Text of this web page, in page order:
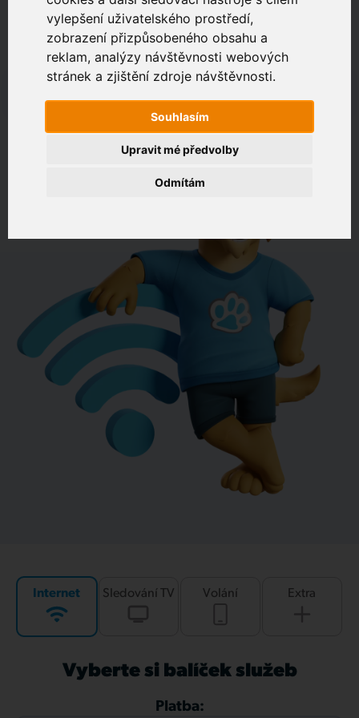
vylepšení uživatelského prostředí,
zobrazení přizpůsobeného obsahu a
reklam, analýzy návštěvnosti webových
stránek a zjištění zdroje návštěvnosti.
Souhlasím
Odmítám
Upravit mé předvolby
Zákaznický portál
Jak rychlé je připojení na vaší adrese?
Internet Sledování TV Volání Extra
Vyberte si balíček služeb
Platba: